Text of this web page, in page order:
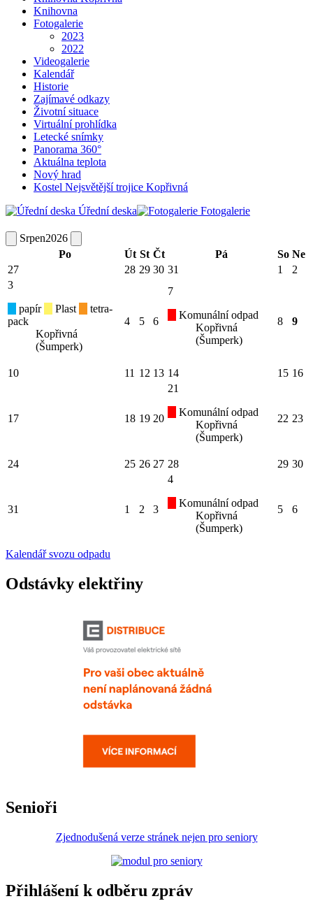
Knihovna
Fotogalerie
2023
2022
Videogalerie
Kalendář
Historie
Zajímavé odkazy
Životní situace
Virtuální prohlídka
Letecké snímky
Panorama 360°
Aktuálna teplota
Nový hrad
Kostel Nejsvětější trojice Kopřivná
Úřední deska
Fotogalerie
Srpen2026
Po
Út St Čt Pá So Ne
27
28 29 30 31 1
2
3
papír
Plast
tetra-
pack
Kopřivná
(Šumperk)
4 5 6
7
Komunální odpad
Kopřivná
(Šumperk)
8 9
10 11 12 13 14 15 16
17 18 19 20
21
Komunální odpad
Kopřivná
(Šumperk)
22 23
24 25 26 27 28 29 30
31 1 2 3
4
Komunální odpad
Kopřivná
(Šumperk)
5 6
Kalendář svozu odpadu
Odstávky elektřiny
Senioři
Zjednodušená verze stránek nejen pro seniory
Přihlášení k odběru zpráv